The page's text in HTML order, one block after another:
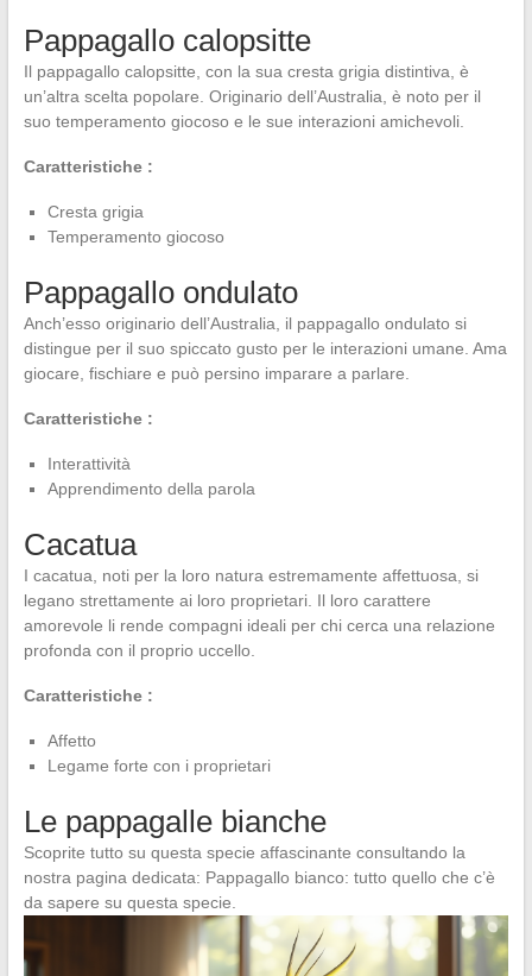
Pappagallo calopsitte
Il pappagallo calopsitte, con la sua cresta grigia distintiva, è
un’altra scelta popolare. Originario dell’Australia, è noto per il
suo temperamento giocoso e le sue interazioni amichevoli.
Caratteristiche :
Cresta grigia
Temperamento giocoso
Pappagallo ondulato
Anch’esso originario dell’Australia, il pappagallo ondulato si
distingue per il suo spiccato gusto per le interazioni umane. Ama
giocare, fischiare e può persino imparare a parlare.
Caratteristiche :
Interattività
Apprendimento della parola
Cacatua
I cacatua, noti per la loro natura estremamente affettuosa, si
legano strettamente ai loro proprietari. Il loro carattere
amorevole li rende compagni ideali per chi cerca una relazione
profonda con il proprio uccello.
Caratteristiche :
Affetto
Legame forte con i proprietari
Le pappagalle bianche
Scoprite tutto su questa specie affascinante consultando la
nostra pagina dedicata: Pappagallo bianco: tutto quello che c’è
da sapere su questa specie.